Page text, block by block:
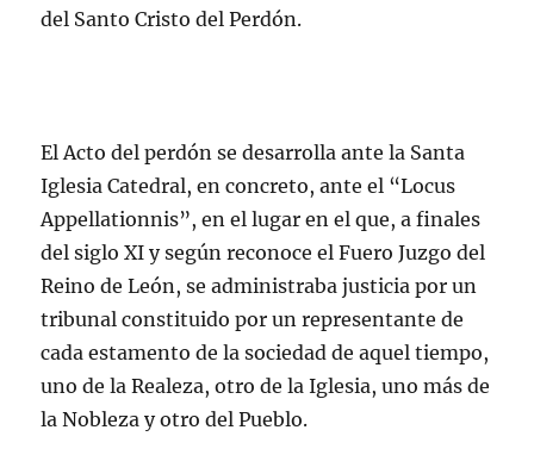
del Santo Cristo del Perdón.
El Acto del perdón se desarrolla ante la Santa
Iglesia Catedral, en concreto, ante el “Locus
Appellationnis”, en el lugar en el que, a finales
del siglo XI y según reconoce el Fuero Juzgo del
Reino de León, se administraba justicia por un
tribunal constituido por un representante de
cada estamento de la sociedad de aquel tiempo,
uno de la Realeza, otro de la Iglesia, uno más de
la Nobleza y otro del Pueblo.